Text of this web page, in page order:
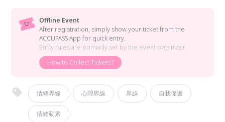
Offline Event
After registration, simply show your ticket from the
ACCUPASS App for quick entry.
Entry rules are primarily set by the event organizer.
How to Collect Tickets?
情緒界線 心理界線 界線 自我保護
情緒勒索